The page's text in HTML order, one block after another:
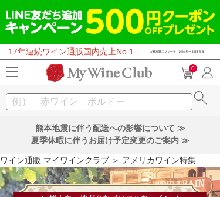
17年連続ワイン通販国内売上No.1
0
熊本地震に伴う配送への影響について ≫
夏季休暇に伴うお届け予定変更のご案内 ≫
ワイン通販 マイワインクラブ ＞ アメリカワイン特集